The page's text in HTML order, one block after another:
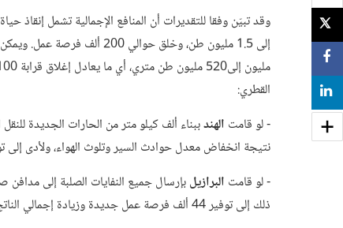
القطري:
- لو قامت الهند
نتيجة انخفاض معدل حوادث السير وتلوث الهواء، ولأدى إلى توفير 128 ألف
- لو قامت البرازيلبإرسال جميع النفايات الصلبة إلى مدافن
ذلك إلى توفير 44 ألف فرصة عمل جديدة وزيادة إجمالي الناتج المحلي في البلاد بأكثر من 13.3 مليار دولار.